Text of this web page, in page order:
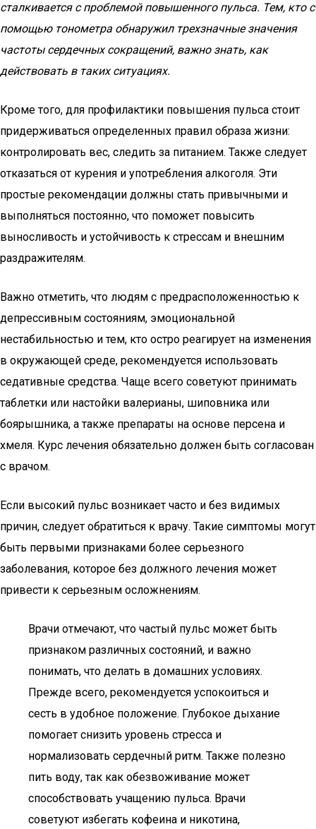
сталкивается с проблемой повышенного пульса. Тем, кто с
помощью тонометра обнаружил трехзначные значения
частоты сердечных сокращений, важно знать, как
действовать в таких ситуациях.
Кроме того, для профилактики повышения пульса стоит
придерживаться определенных правил образа жизни:
контролировать вес, следить за питанием. Также следует
отказаться от курения и употребления алкоголя. Эти
простые рекомендации должны стать привычными и
выполняться постоянно, что поможет повысить
выносливость и устойчивость к стрессам и внешним
раздражителям.
Важно отметить, что людям с предрасположенностью к
депрессивным состояниям, эмоциональной
нестабильностью и тем, кто остро реагирует на изменения
в окружающей среде, рекомендуется использовать
седативные средства. Чаще всего советуют принимать
таблетки или настойки валерианы, шиповника или
боярышника, а также препараты на основе персена и
хмеля. Курс лечения обязательно должен быть согласован
с врачом.
Если высокий пульс возникает часто и без видимых
причин, следует обратиться к врачу. Такие симптомы могут
быть первыми признаками более серьезного
заболевания, которое без должного лечения может
привести к серьезным осложнениям.
Врачи отмечают, что частый пульс может быть
признаком различных состояний, и важно
понимать, что делать в домашних условиях.
Прежде всего, рекомендуется успокоиться и
сесть в удобное положение. Глубокое дыхание
помогает снизить уровень стресса и
нормализовать сердечный ритм. Также полезно
пить воду, так как обезвоживание может
способствовать учащению пульса. Врачи
советуют избегать кофеина и никотина,